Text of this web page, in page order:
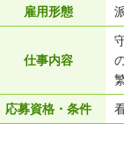
雇用形態
仕事内容
応募資格・条件